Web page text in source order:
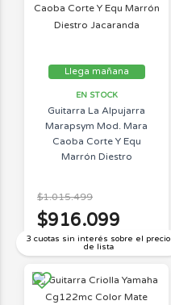
Llega mañana
EN STOCK
Guitarra La Alpujarra
Marapsym Mod. Mara
Caoba Corte Y Equ
Marrón Diestro
3 cuotas sin interés sobre el precio
de lista
$1.015.499
$916.099